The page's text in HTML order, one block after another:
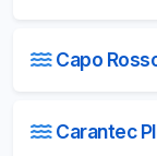
Capo
Carantec